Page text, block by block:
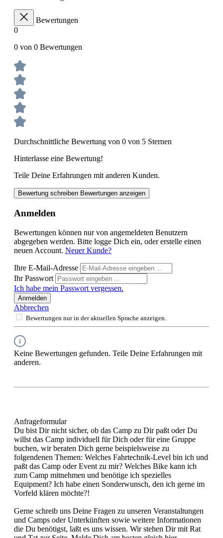
Bewertungen
0
0 von 0 Bewertungen
Durchschnittliche Bewertung von 0 von 5 Sternen
Hinterlasse eine Bewertung!
Teile Deine Erfahrungen mit anderen Kunden.
Bewertung schreiben Bewertungen anzeigen
Anmelden
Bewertungen können nur von angemeldeten Benutzern
abgegeben werden. Bitte logge Dich ein, oder erstelle einen
neuen Account. Neuer Kunde?
Ihre E-Mail-Adresse
Ihr Passwort
Ich habe mein Passwort vergessen.
Anmelden
Abbrechen
Bewertungen nur in der aktuellen Sprache anzeigen.
Keine Bewertungen gefunden. Teile Deine Erfahrungen mit
anderen.
Anfrageformular
Du bist Dir nicht sicher, ob das Camp zu Dir paßt oder Du
willst das Camp individuell für Dich oder für eine Gruppe
buchen, wir beraten Dich gerne beispielsweise zu
folgendenen Themen: Welches Fahrtechnik-Level bin ich und
paßt das Camp oder Event zu mir? Welches Bike kann ich
zum Camp mitnehmen und benötige ich spezielles
Equipment? Ich habe einen Sonderwunsch, den ich gerne im
Vorfeld klären möchte?!
Gerne schreib uns Deine Fragen zu unseren Veranstaltungen
und Camps oder Unterkünften sowie weitere Informationen
die Du benötigst, laßt es uns wissen. Wir stehen Dir mit Rat